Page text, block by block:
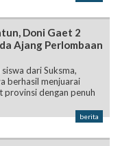
Doni Gaet 2
Ajang Perlombaan
dari Suksma,
berhasil menjuarai
dengan penuh
berita